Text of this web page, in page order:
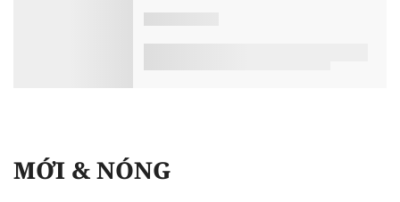
MỚI & NÓNG